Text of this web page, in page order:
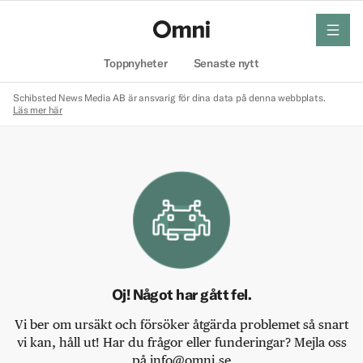
Toppnyheter Senaste nytt
meny
Schibsted News Media AB är ansvarig för dina data på denna webbplats.
Läs mer här
Oj! Något har gått fel.
Vi ber om ursäkt och försöker åtgärda problemet så snart
vi kan, håll ut! Har du frågor eller funderingar? Mejla oss